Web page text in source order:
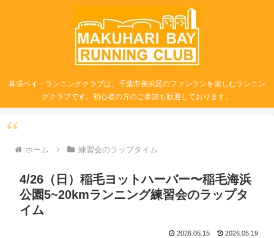
幕張ベイ・ランニングクラブは、千葉市美浜区のファンランを楽しむランニン
グクラブです。初心者の方のご参加も歓迎しております。
ホーム 練習会のラップタイム
4/26（日）稲毛ヨットハーバー〜稲毛海浜
公園5~20kmランニング練習会のラップタ
イム
2026.05.15 2026.05.19